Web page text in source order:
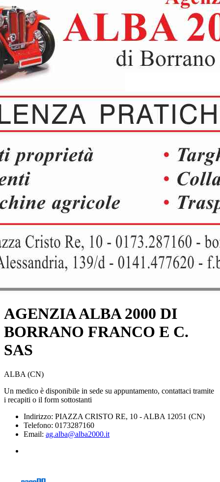
AGENZIA ALBA 2000 DI
BORRANO FRANCO E C.
SAS
ALBA (CN)
Un medico è disponibile in sede su appuntamento, contattaci tramite
i recapiti o il form sottostanti
Indirizzo: PIAZZA CRISTO RE, 10 - ALBA 12051 (CN)
Telefono: 0173287160
Email: ag.alba@alba2000.it